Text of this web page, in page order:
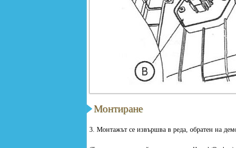
Монтиране
3. Монтажът се извършва в реда, обратен на